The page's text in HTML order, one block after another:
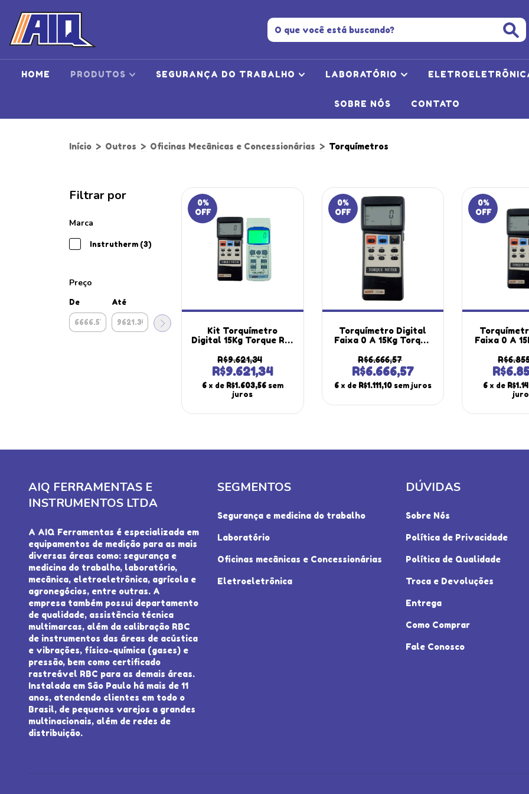
HOME PRODUTOS SEGURANÇA DO TRABALHO LABORATÓRIO
SOBRE NÓS CONTATO
Início > Outros > Oficinas Mecânicas e Concessionárias > Torquímetros
Filtrar por
Marca
Instrutherm (3)
Preço
De Até
0%
OFF
Kit Torquímetro
Digital 15Kg Torque Rs-
Datalogger
Automático 9 Canais
Portátil Instrutherm
R$9.621,34
R$9.621,34
6 x de R$1.603,56 sem
juros
0%
OFF
Torquímetro Digital
Faixa 0 A 15Kg Torque
Máxima Mínima Tq-680
Portátil Instrutherm
Com Estojo
R$6.666,57
R$6.666,57
6 x de R$1.111,10 sem juros
0%
OFF
Faixa 0 A
Máxima
Portátil
Estojo
6 x de
AIQ FERRAMENTAS E
INSTRUMENTOS LTDA
A AIQ Ferramentas é especializada em
equipamentos de medição para as mais
diversas áreas como: segurança e
medicina do trabalho, laboratório,
mecânica, eletroeletrônica, agrícola e
agronegócios, entre outras. A
empresa também possui departamento
de qualidade, assistência técnica
multimarcas, além da calibração RBC
de instrumentos das áreas de acústica
e vibrações, físico-química (gases) e
pressão, bem como certificado
rastreável RBC para as demais áreas.
Instalada em São Paulo há mais de 11
anos, atendendo clientes em todo o
Brasil, de pequenos varejos a grandes
multinacionais, além de redes de
distribuição.
SEGMENTOS
Segurança e medicina do trabalho
Laboratório
Oficinas mecânicas e Concessionárias
Eletroeletrônica
DÚVIDAS
Sobre Nós
Política de Privacidade
Política de Qualidade
Troca e Devoluções
Entrega
Como Comprar
Fale Conosco